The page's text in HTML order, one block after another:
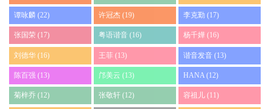
谭咏麟 (22) 许冠杰 (19) 李克勤 (17)
张国荣 (17) 粤语谐音 (16) 杨千嬅 (16)
刘德华 (16) 王菲 (13) 谐音发音 (13)
陈百强 (13) 邝美云 (13) HANA (12)
菊梓乔 (12) 张敬轩 (12) 容祖儿 (11)